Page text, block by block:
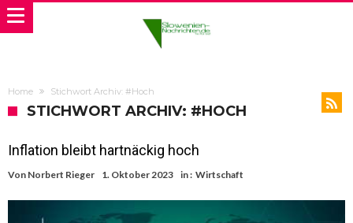
Home Stichwort Archiv: #Hoch
STICHWORT ARCHIV: #HOCH
Inflation bleibt hartnäckig hoch
Von Norbert Rieger 1. Oktober 2023 in : Wirtschaft